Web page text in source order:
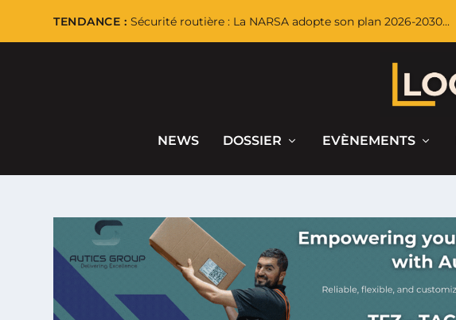
TENDANCE : Sécurité routière : La NARSA adopte son plan 2026-2030...
NEWS DOSSIER EVÈNEMENTS